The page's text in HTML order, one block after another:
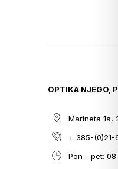
OF
GALLERY
OPTIKA NJEGO,
Marineta 1a,
+ 385-(0)21-
Pon - pet: 08